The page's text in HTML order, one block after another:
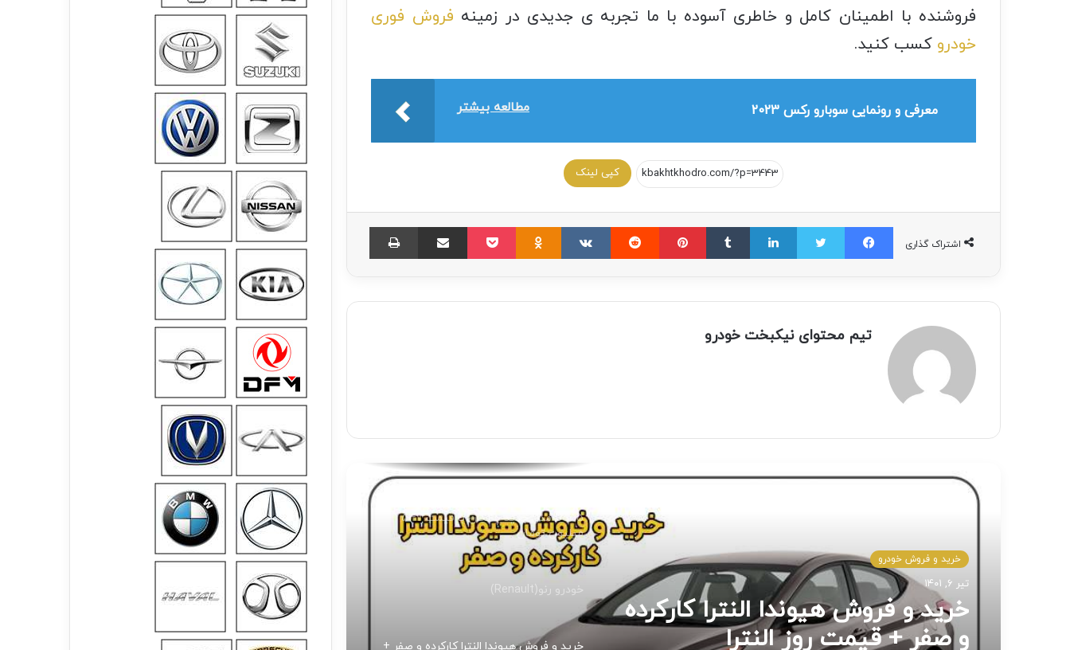
فروشنده با اطمینان کامل و خاطری آسوده با ما تجربه ی جدیدی در زمینه فروش فوری
خودرو کسب کنید.
مطالعه بیشتر معرفی و رونمایی سوبارو رکس 2023
کپی لینک
اشتراک گذاری
تیم محتوای نیکبخت خودرو
خرید و فروش خودرو
تیر ۶, ۱۴۰۱
آموزش و ترفند های خودرویی
اسفند ۱۸, ۱۴۰۰
قیمت روز النترا
CS55 مدل جدید چانگان با قیمت ۵۴۷
میلیون تومان
خودرو رنو(Renault)
خرید و فروش هیوندا النترا کارکرده و صفر +
قیمت روز النترا